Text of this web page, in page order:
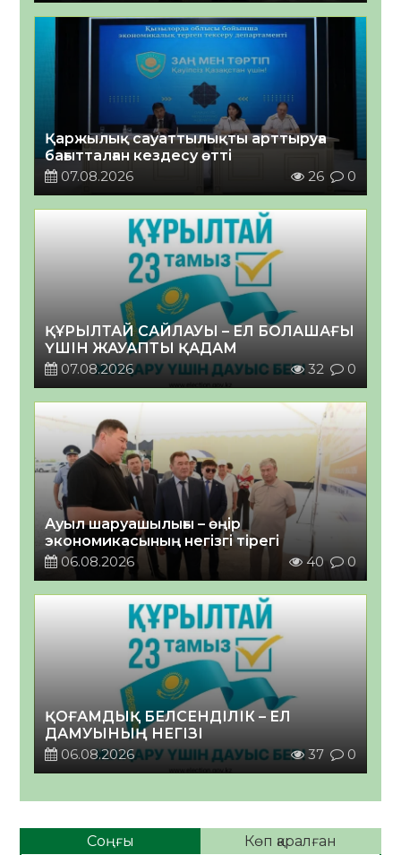
Қаржылық сауаттылықты арттыруға
бағытталған кездесу өтті
07.08.2026
26 0
ҚҰРЫЛТАЙ САЙЛАУЫ – ЕЛ БОЛАШАҒЫ
ҮШІН ЖАУАПТЫ ҚАДАМ
07.08.2026
32 0
Ауыл шаруашылығы – өңір
экономикасының негізгі тірегі
06.08.2026
40 0
ҚОҒАМДЫҚ БЕЛСЕНДІЛІК – ЕЛ
ДАМУЫНЫҢ НЕГІЗІ
06.08.2026
37 0
Соңғы Көп қаралған